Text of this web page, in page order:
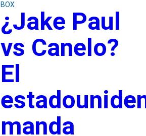
BOX
¿Jake Paul
vs Canelo?
El
manda